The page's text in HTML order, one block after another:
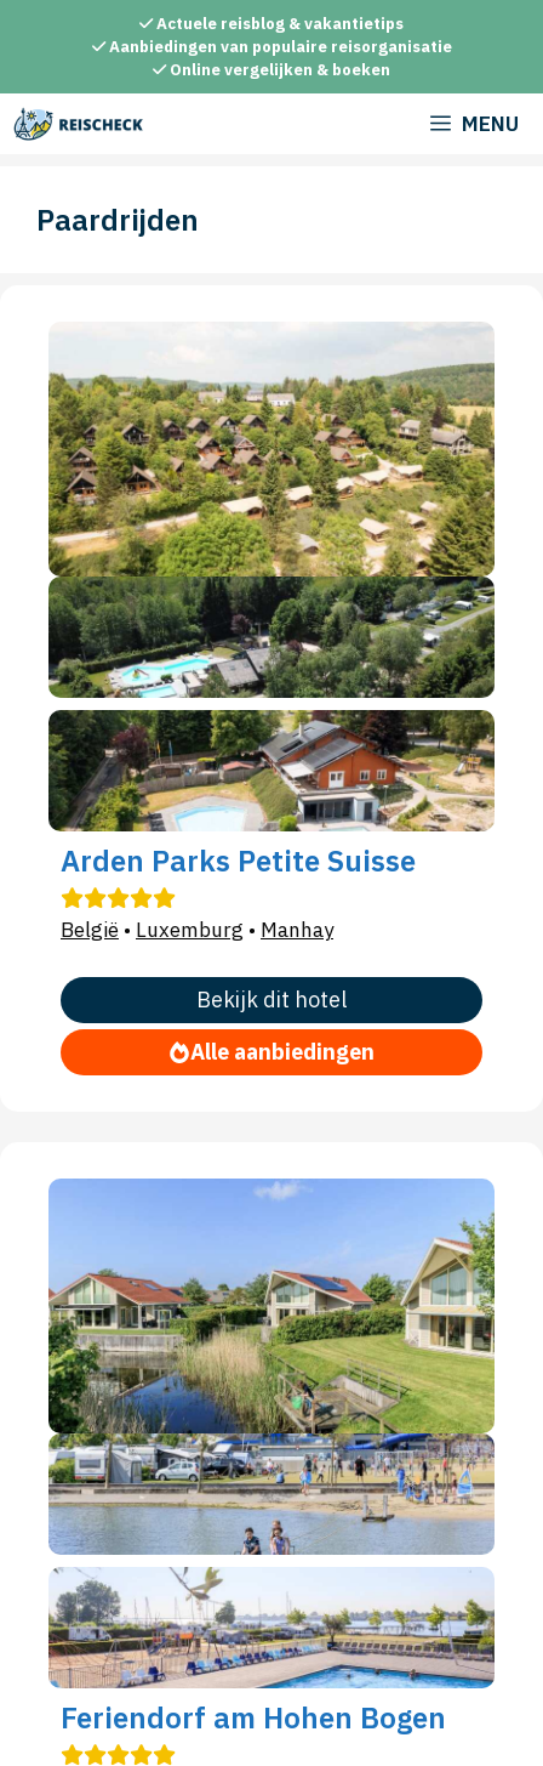
inhoud
Actuele reisblog & vakantietips
Aanbiedingen van populaire reisorganisatie
Online vergelijken & boeken
MENU
Paardrijden
Arden Parks Petite Suisse
België • Luxemburg • Manhay
Bekijk dit hotel
Alle aanbiedingen
Feriendorf am Hohen Bogen